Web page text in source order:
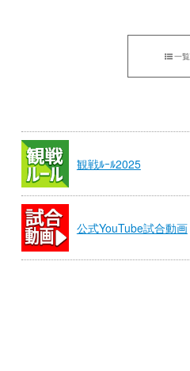
一覧
観戦ﾙｰﾙ2025
公式YouTube試合動画